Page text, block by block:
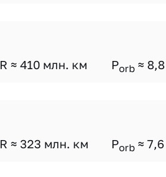
R ≈ 410 млн. км Porb ≈ 8,8
R ≈ 323 млн. км Porb ≈ 7,6